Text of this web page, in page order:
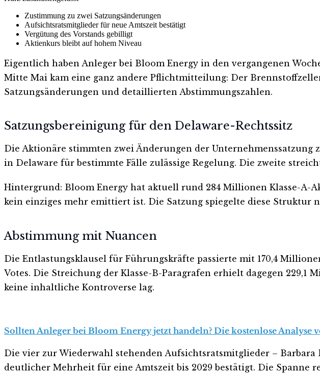
Zustimmung zu zwei Satzungsänderungen
Aufsichtsratsmitglieder für neue Amtszeit bestätigt
Vergütung des Vorstands gebilligt
Aktienkurs bleibt auf hohem Niveau
Eigentlich haben Anleger bei Bloom Energy in den vergangenen
Mitte Mai kam eine ganz andere Pflichtmitteilung: Der
Satzungsänderungen und detaillierten Abstimmungszahlen.
Satzungsbereinigung für den Delaware-Rechtssitz
Die Aktionäre stimmten zwei Änderungen der
in Delaware für bestimmte Fälle zulässige Regelung. Die zweite
Hintergrund: Bloom Energy hat aktuell rund 284 Millionen Klasse-A-
kein einziges mehr emittiert ist. Die Satzung spiegelte diese
Abstimmung mit Nuancen
Die Entlastungsklausel für Führungskräfte passierte mit 170,4
Votes. Die Streichung der Klasse-B-Paragrafen erhielt dagegen 229,1
keine inhaltliche Kontroverse lag.
Sollten Anleger bei Bloom Energy jetzt handeln? Die kostenlose Analyse
Die vier zur Wiederwahl stehenden Aufsichtsratsmitglieder –
deutlicher Mehrheit für eine Amtszeit bis 2029 bestätigt. Die Spanne